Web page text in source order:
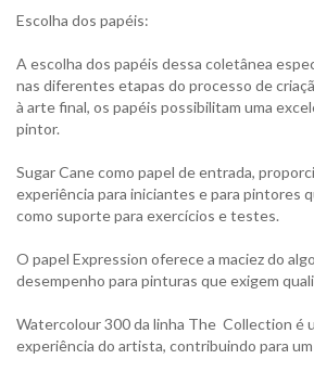
Escolha dos papéis:
A escolha dos papéis dessa coletânea
nas diferentes etapas do processo de
à arte final, os papéis possibilitam uma
pintor.
Sugar Cane como papel de entrada,
experiência para iniciantes e para pintores
como suporte para exercícios e testes.
O papel Expression oferece a maciez do
desempenho para pinturas que exigem
Watercolour 300 da linha The Collection é
experiência do artista, contribuindo para